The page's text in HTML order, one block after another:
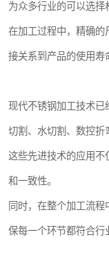
为众多行业的可以选择
在加工过程中，精确的
接关系到产品的使用寿
现代不锈钢加工技术
切割、水切割、数控折
这些先进技术的应用不
和一致性。
同时，在整个加工流
保每一个环节都符合行